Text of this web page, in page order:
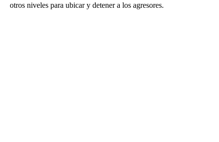
otros niveles para ubicar y detener a los agresores.